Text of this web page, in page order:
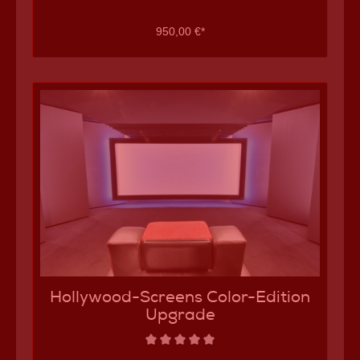
Kaufberatung curved-Upgrade für iMasque
Upgrade eine interessante Option, um mehr
wahrgenommene Bildtiefe zu erzeugen - und
gleichzeitig profitiert die Optik vom Heimkino
enorm.Hinweis zum curved-Upgrade für iMasque
Leinwände: Dieser Artikel wird hier nicht einzeln
verkauft, sondern ist Bestandteil der Konfiguration
einer iMasque Leinwand. Die Listung hier erfolgt zur
Übersicht bzw. Information. weitere Heimkino
Leinwände von Hollywood-Screens
950,00 €*
Hollywood-Screens Color-Edition
Upgrade